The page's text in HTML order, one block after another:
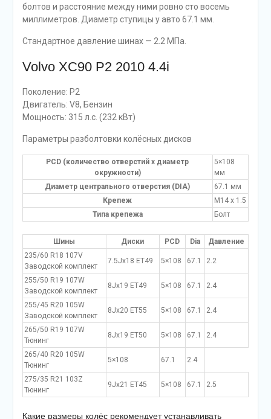
болтов и расстояние между ними ровно сто восемь
миллиметров. Диаметр ступицы у авто 67.1 мм.
Стандартное давление шинах — 2.2 МПа.
Volvo XC90 P2 2010 4.4i
Поколение: P2
Двигатель: V8, Бензин
Мощность: 315 л.с. (232 кВт)
Параметры разболтовки колёсных дисков
PCD (количество отверстий x диаметр
окружности)
5×108
мм
Диаметр центрального отверстия (DIA)
67.1 мм
Крепеж
M14 x 1.5
Типа крепежа
Болт
Шины Диски PCD Dia
Давление
235/60 R18 107V
Заводской комплект
7.5Jx18 ET49 5×108 67.1 2.2
255/50 R19 107W
Заводской комплект
8Jx19 ET49 5×108 67.1 2.4
255/45 R20 105W
Заводской комплект
8Jx20 ET55 5×108 67.1 2.4
265/50 R19 107W
Тюнинг
8Jx19 ET50 5×108 67.1 2.4
265/40 R20 105W
Тюнинг
5×108 67.1 2.4
275/35 R21 103Z
Тюнинг
9Jx21 ET45 5×108 67.1 2.5
Какие размеры колёс рекомендует устанавливать